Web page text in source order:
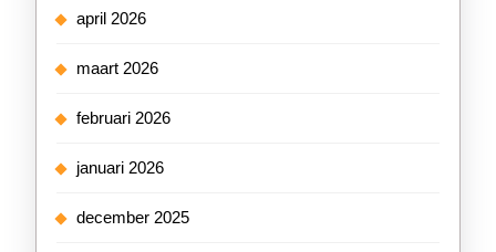
april 2026
maart 2026
februari 2026
januari 2026
december 2025